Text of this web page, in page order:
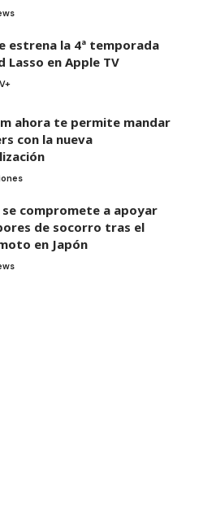
estrena la 4ª temporada
Lasso en Apple TV
ahora te permite mandar
con la nueva
se compromete a apoyar
de socorro tras el
en Japón